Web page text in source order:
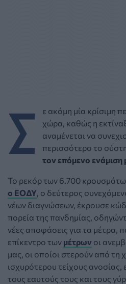
Σ
ε ακόμη μία κρίσιμη
χώρα, καθώς η
αναμένεται να
περισσότερο το
τον επόμενο ενάμιση
Το ρεκόρ των 6.700
ο ΕΟΔΥ , ο δεύτερος
νέων διαγνώσεων, έκρουσε
πορεία της πανδημίας,
νέες αποφάσεις για τα μέτρα,
επίκεντρο των μέτρων οι
μας, οι οποίοι στερούν από τη
ισχυρότερου τείχους
τους εαυτούς τους και τους